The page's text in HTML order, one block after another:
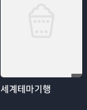
세계테마기행